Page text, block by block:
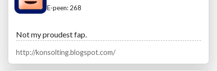
E-peen: 268
Not my proudest fap.
http://konsolting.blogspot.com/